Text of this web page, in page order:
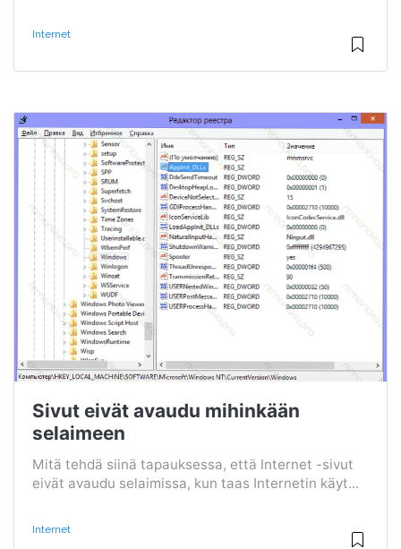
Internet
Sivut eivät avaudu mihinkään
selaimeen
Mitä tehdä siinä tapauksessa, että Internet -sivut
eivät avaudu selaimissa, kun taas Internetin käyt...
Internet